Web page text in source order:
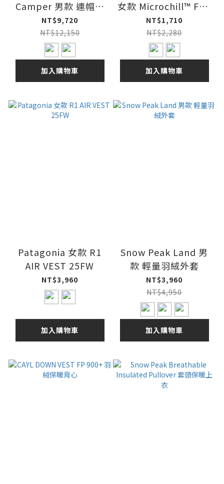
Camper 男款 連帽羽
絨外套
NT$9,720
NT$12,150
加入購物車
女款 Microchill™ Full
Zip Jacket 保暖刷毛
立領外套 25FW
NT$1,710
NT$2,280
加入購物車
Patagonia 女款 R1
AIR VEST 25FW
NT$3,960
加入購物車
Snow Peak Land 男
款 輕量羽絨外套
NT$3,960
NT$4,950
加入購物車